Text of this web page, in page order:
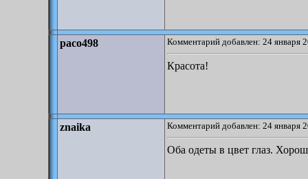
paco498 Комментарий добавлен: 24 января
Красота!
znaika Комментарий добавлен: 24 января
Оба одеты в цвет глаз.